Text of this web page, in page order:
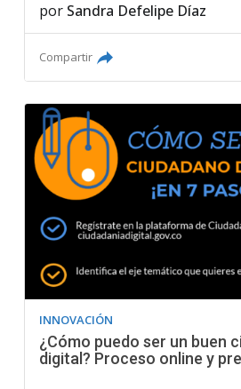
por Sandra Defelipe Díaz
Compartir
INNOVACIÓN
¿Cómo puedo ser un buen
digital? Proceso online y